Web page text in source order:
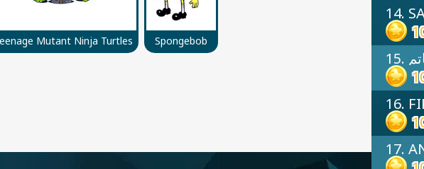
Mutant Ninja Turtles Spongebob
14.
16.
17.